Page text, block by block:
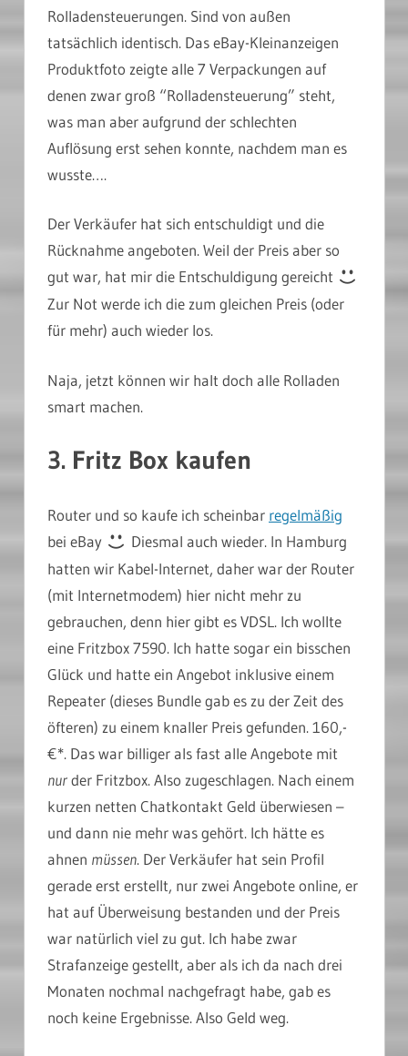
Rolladensteuerungen. Sind von außen
tatsächlich identisch. Das eBay-Kleinanzeigen
Produktfoto zeigte alle 7 Verpackungen auf
denen zwar groß “Rolladensteuerung” steht,
was man aber aufgrund der schlechten
Auflösung erst sehen konnte, nachdem man es
wusste….
Der Verkäufer hat sich entschuldigt und die
Rücknahme angeboten. Weil der Preis aber so
gut war, hat mir die Entschuldigung gereicht
Zur Not werde ich die zum gleichen Preis (oder
für mehr) auch wieder los.
Naja, jetzt können wir halt doch alle Rolladen
smart machen.
3. Fritz Box kaufen
Router und so kaufe ich scheinbar regelmäßig
bei eBay
Diesmal auch wieder. In Hamburg
hatten wir Kabel-Internet, daher war der Router
(mit Internetmodem) hier nicht mehr zu
gebrauchen, denn hier gibt es VDSL. Ich wollte
eine Fritzbox 7590. Ich hatte sogar ein bisschen
Glück und hatte ein Angebot inklusive einem
Repeater (dieses Bundle gab es zu der Zeit des
öfteren) zu einem knaller Preis gefunden. 160,-
€*. Das war billiger als fast alle Angebote mit
nurder Fritzbox. Also zugeschlagen. Nach einem
kurzen netten Chatkontakt Geld überwiesen –
und dann nie mehr was gehört. Ich hätte es
ahnen müssen. Der Verkäufer hat sein Profil
gerade erst erstellt, nur zwei Angebote online, er
hat auf Überweisung bestanden und der Preis
war natürlich viel zu gut. Ich habe zwar
Strafanzeige gestellt, aber als ich da nach drei
Monaten nochmal nachgefragt habe, gab es
noch keine Ergebnisse. Also Geld weg.